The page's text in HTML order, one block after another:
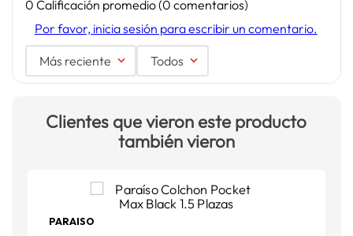
0 Calificación promedio(0 comentarios)
Por favor, inicia sesión para escribir un comentario.
Más reciente Todos
Clientes que vieron este producto
también vieron
PARAISO